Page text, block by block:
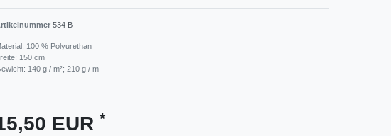
534 B
100 % Polyurethan
150 cm
140 g / m²; 210 g / m
EUR *